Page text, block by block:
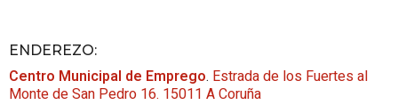
ENDEREZO:
Centro Municipal de Emprego. Estrada de los Fuertes al
Monte de San Pedro 16. 15011 A Coruña